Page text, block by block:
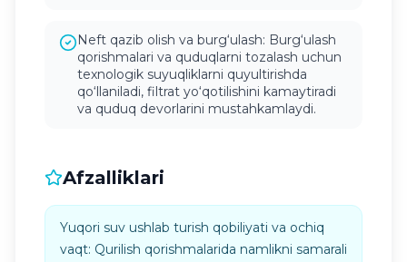
Neft qazib olish va burg‘ulash: Burg‘ulash
qorishmalari va quduqlarni tozalash uchun
texnologik suyuqliklarni quyultirishda
qo‘llaniladi, filtrat yo‘qotilishini kamaytiradi
va quduq devorlarini mustahkamlaydi.
Afzalliklari
Yuqori suv ushlab turish qobiliyati va ochiq
vaqt: Qurilish qorishmalarida namlikni samarali